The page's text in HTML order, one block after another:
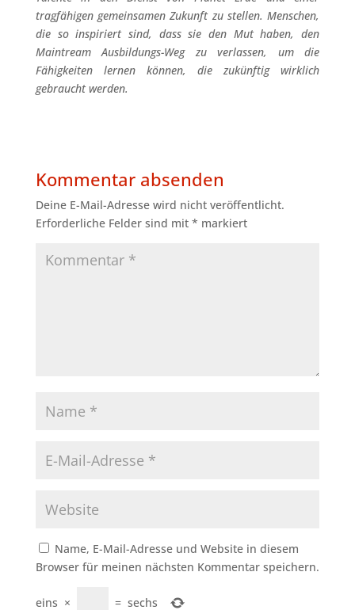
tragfähigen gemeinsamen Zukunft zu stellen. Menschen,
die so inspiriert sind, dass sie den Mut haben, den
Maintream Ausbildungs-Weg zu verlassen, um die
Fähigkeiten lernen können, die zukünftig wirklich
gebraucht werden.
Kommentar absenden
Deine E-Mail-Adresse wird nicht veröffentlicht.
Erforderliche Felder sind mit * markiert
Name, E-Mail-Adresse und Website in diesem
Browser für meinen nächsten Kommentar speichern.
eins × = sechs